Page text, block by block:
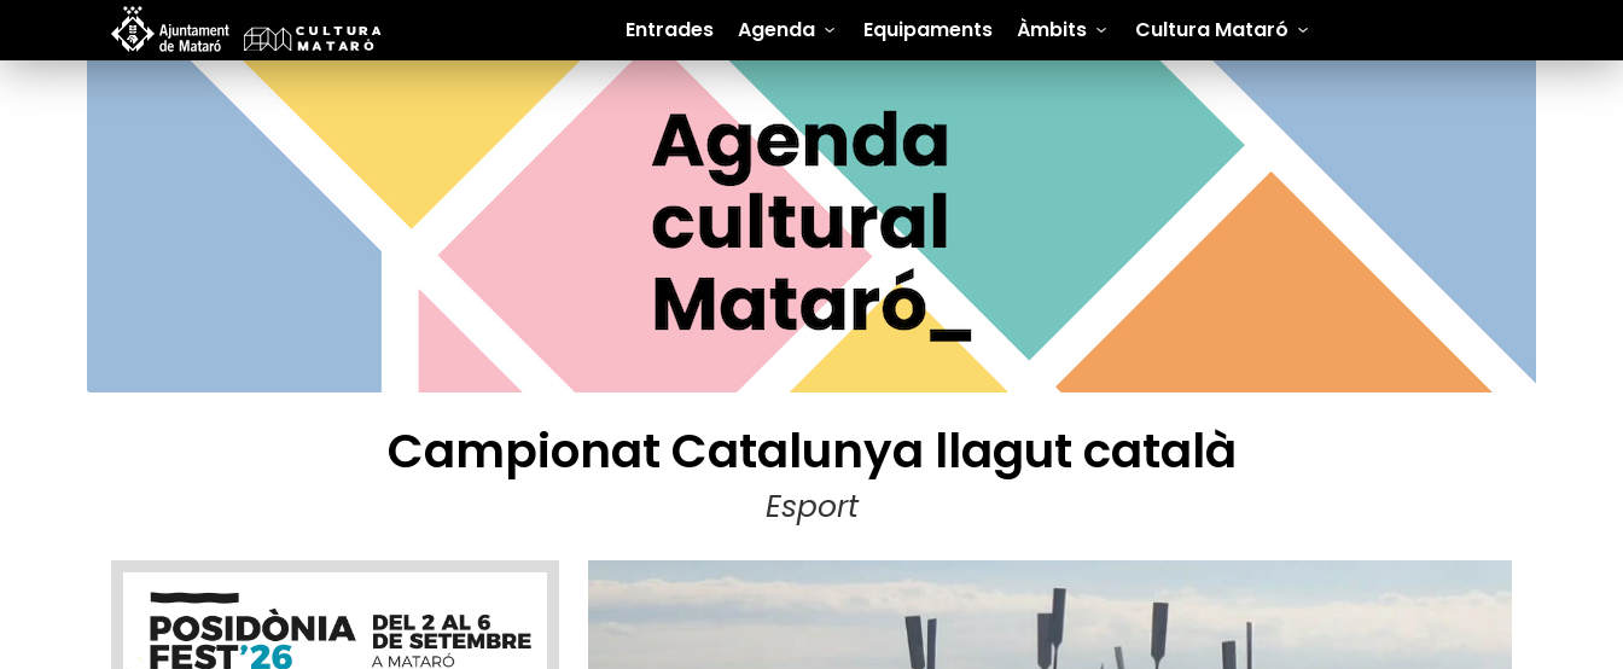
Entrades Agenda Equipaments Àmbits Cultura Mataró
Campionat Catalunya llagut català
Esport